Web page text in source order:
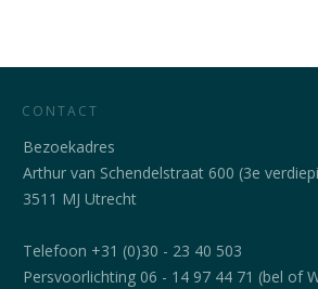
CONTACT
Bezoekadres
Arthur van Schendelstraat 600 (3e
3511 MJ Utrecht
Telefoon +31 (0)30 - 23 40 503
Persvoorlichting 06 - 14 97 44 71 (bel of